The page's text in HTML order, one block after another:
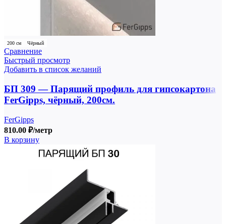
200 см Чёрный
Сравнение
Быстрый просмотр
Добавить в список желаний
БП 309 — Парящий профиль для гипсокартона
FerGipps, чёрный, 200см.
FerGipps
810.00 ₽/метр
В корзину